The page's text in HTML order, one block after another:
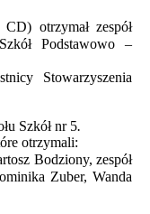
otrzymał zespół
Podstawowo –
Stowarzyszenia
Szkół nr 5.
otrzymali:
Bodziony, zespół
Zuber, Wanda